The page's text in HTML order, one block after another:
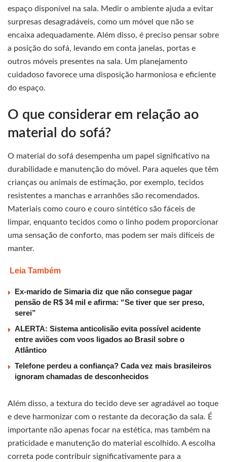
espaço disponível na sala. Medir o ambiente ajuda a evitar
surpresas desagradáveis, como um móvel que não se
encaixa adequadamente. Além disso, é preciso pensar sobre
a posição do sofá, levando em conta janelas, portas e
outros móveis presentes na sala. Um planejamento
cuidadoso favorece uma disposição harmoniosa e eficiente
do espaço.
O que considerar em relação ao
material do sofá?
O material do sofá desempenha um papel significativo na
durabilidade e manutenção do móvel. Para aqueles que têm
crianças ou animais de estimação, por exemplo, tecidos
resistentes a manchas e arranhões são recomendados.
Materiais como couro e couro sintético são fáceis de
limpar, enquanto tecidos como o linho podem proporcionar
uma sensação de conforto, mas podem ser mais difíceis de
manter.
Leia Também
Ex-marido de Simaria diz que não consegue pagar
pensão de R$ 34 mil e afirma: “Se tiver que ser preso,
serei”
ALERTA: Sistema anticolisão evita possível acidente
entre aviões com voos ligados ao Brasil sobre o
Atlântico
Telefone perdeu a confiança? Cada vez mais brasileiros
ignoram chamadas de desconhecidos
Além disso, a textura do tecido deve ser agradável ao toque
e deve harmonizar com o restante da decoração da sala. É
importante não apenas focar na estética, mas também na
praticidade e manutenção do material escolhido. A escolha
correta pode contribuir significativamente para a